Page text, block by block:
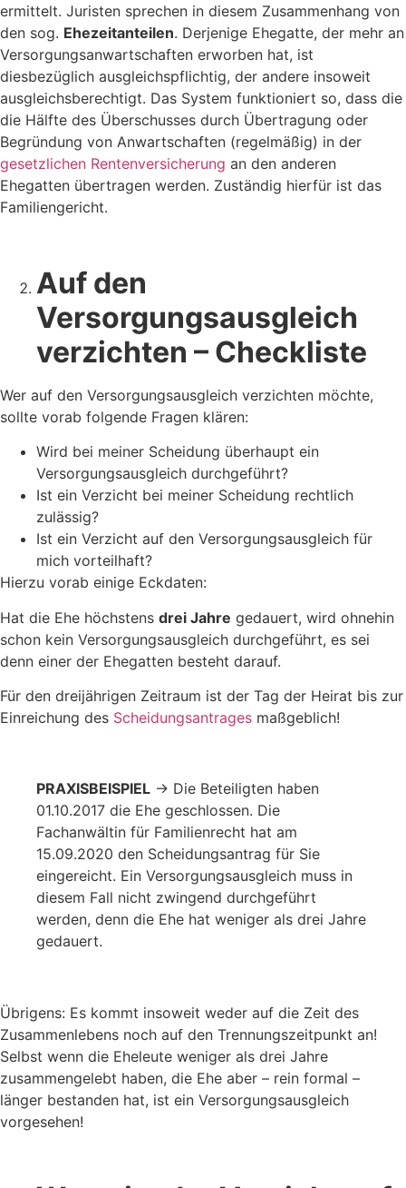
ermittelt. Juristen sprechen in diesem Zusammenhang von
den sog. Ehezeitanteilen. Derjenige Ehegatte, der mehr an
Versorgungsanwartschaften erworben hat, ist
diesbezüglich ausgleichspflichtig, der andere insoweit
ausgleichsberechtigt. Das System funktioniert so, dass die
die Hälfte des Überschusses durch Übertragung oder
Begründung von Anwartschaften (regelmäßig) in der
gesetzlichen Rentenversicherung an den anderen
Ehegatten übertragen werden. Zuständig hierfür ist das
Familiengericht.
Auf den
Versorgungsausgleich
verzichten – Checkliste
Wer auf den Versorgungsausgleich verzichten möchte,
sollte vorab folgende Fragen klären:
Wird bei meiner Scheidung überhaupt ein
Versorgungsausgleich durchgeführt?
Ist ein Verzicht bei meiner Scheidung rechtlich
zulässig?
Ist ein Verzicht auf den Versorgungsausgleich für
mich vorteilhaft?
Hierzu vorab einige Eckdaten:
Hat die Ehe höchstens drei Jahre gedauert, wird ohnehin
schon kein Versorgungsausgleich durchgeführt, es sei
denn einer der Ehegatten besteht darauf.
Für den dreijährigen Zeitraum ist der Tag der Heirat bis zur
Einreichung des Scheidungsantrages maßgeblich!
PRAXISBEISPIEL → Die Beteiligten haben
01.10.2017 die Ehe geschlossen. Die
Fachanwältin für Familienrecht hat am
15.09.2020 den Scheidungsantrag für Sie
eingereicht. Ein Versorgungsausgleich muss in
diesem Fall nicht zwingend durchgeführt
werden, denn die Ehe hat weniger als drei Jahre
gedauert.
Übrigens: Es kommt insoweit weder auf die Zeit des
Zusammenlebens noch auf den Trennungszeitpunkt an!
Selbst wenn die Eheleute weniger als drei Jahre
zusammengelebt haben, die Ehe aber – rein formal –
länger bestanden hat, ist ein Versorgungsausgleich
vorgesehen!